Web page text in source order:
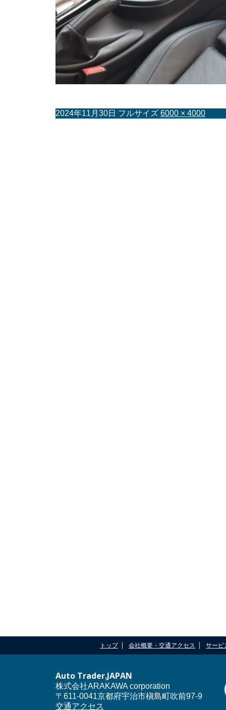
2024年11月30日 フルサイズ 6000 × 4000
トップ 会社概要・交通アクセス サービ
Auto Trader.JAPAN
株式会社ARAKAWA corporation
〒611-0041京都府宇治市槇島町吹前97-9
交通アクセス